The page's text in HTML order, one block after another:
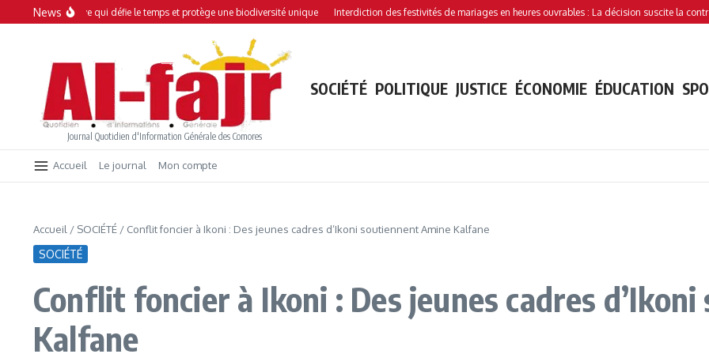
Aller au contenu
News
mangrove qui défie le temps et protège une biodiversité unique Interdiction des festivités de mariages en heures ouvrables : La décision suscite la controverse
Journal Quotidien d'Information Générale des Comores
SOCIÉTÉ POLITIQUE JUSTICE ÉCONOMIE ÉDUCATION
Accueil Le journal Mon compte
Accueil / SOCIÉTÉ / Conflit foncier à Ikoni : Des jeunes cadres d’Ikoni soutiennent Amine Kalfane
SOCIÉTÉ
Conflit foncier à Ikoni : Des jeunes cadres
Kalfane